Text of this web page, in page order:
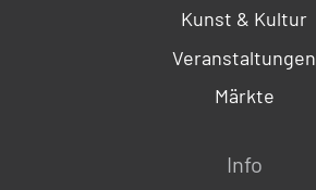
Kunst & Kultur
Veranstaltungen
Märkte
Info